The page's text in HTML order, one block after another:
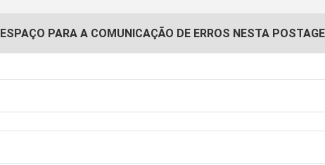
ESPAÇO PARA A COMUNICAÇÃO DE ERROS NESTA